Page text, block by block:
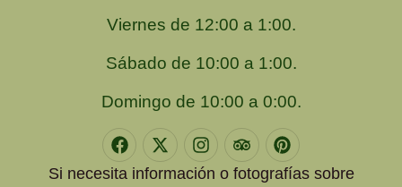
Viernes de 12:00 a 1:00.
Sábado de 10:00 a 1:00.
Domingo de 10:00 a 0:00.
Si necesita información o fotografías sobre